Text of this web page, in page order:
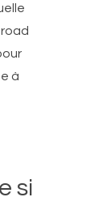
à
si